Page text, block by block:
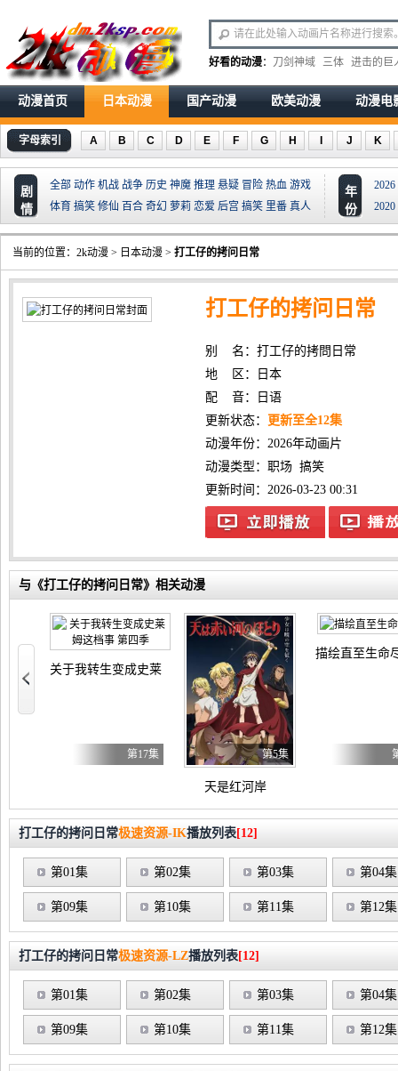
好看的动漫： 刀剑神域 三体 进击的巨
动漫首页 日本动漫 国产动漫 欧美动漫 动漫电
字母索引 A B C D E F G H J K
剧
情
全部 动作 机战 战争 历史 神魔 推理 悬疑 冒险 热血 游戏
体育 搞笑 修仙 百合 奇幻 萝莉 恋爱 后宫 搞笑 里番 真人
年
份
2026
2020
当前的位置： 2k动漫 > 日本动漫 > 打工仔的拷问日常
打工仔的拷问日常
别 名：打工仔的拷問日常
地 区：日本
配 音：日语
更新状态：
更新至全12集
动漫年份： 2026年动画片
动漫类型： 职场 搞笑
更新时间：2026-03-23 00:31
与《打工仔的拷问日常》相关动漫
关于我转生变成史莱姆这档事 第四季
第17集
天是红河岸
第5集
描绘直至生命
打工仔的拷问日常极速资源-IK播放列表[12]
第01集 第02集 第03集 第04集
第09集 第10集 第11集 第12集
打工仔的拷问日常极速资源-LZ播放列表[12]
第01集 第02集 第03集 第04集
第09集 第10集 第11集 第12集